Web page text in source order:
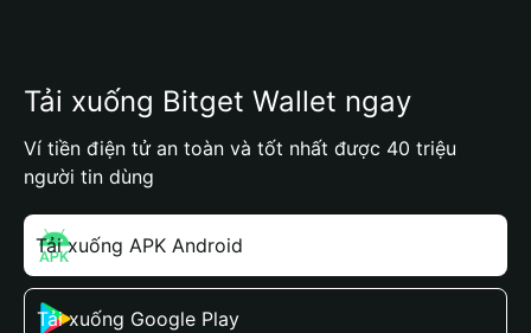
Tải xuống Bitget Wallet ngay
Ví tiền điện tử an toàn và tốt nhất được 40 triệu
người tin dùng
Tải xuống APK Android
Tải xuống Google Play